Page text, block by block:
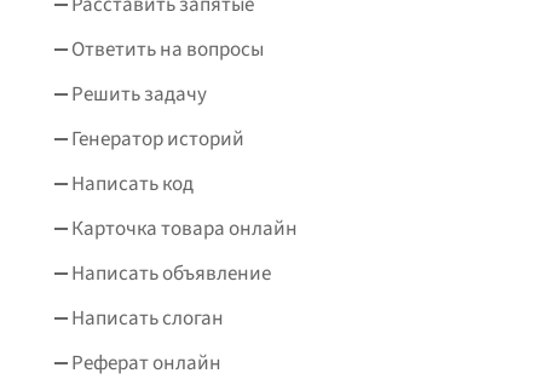
Ответить на вопросы
Решить задачу
Генератор историй
Написать код
Карточка товара онлайн
Написать объявление
Написать слоган
Реферат онлайн